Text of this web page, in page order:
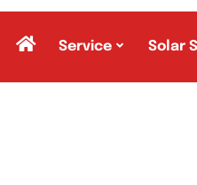
Service Solar